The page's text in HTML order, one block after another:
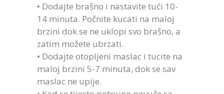
• Dodajte brašno i nastavite tući 10-
14 minuta. Počnite kucati na maloj
brzini dok se ne uklopi svo brašno, a
zatim možete ubrzati.
• Dodajte otopljeni maslac i tucite na
maloj brzini 5-7 minuta, dok se sav
maslac ne upije.